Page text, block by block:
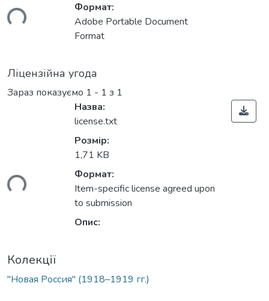
Формат:
Adobe Portable Document
Format
Ліцензійна угода
Зараз показуємо 1 - 1 з 1
Назва:
license.txt
Розмір:
1,71 KB
Формат:
Item-specific license agreed upon
to submission
Опис:
Колекції
"Новая Россия" (1918–1919 гг.)